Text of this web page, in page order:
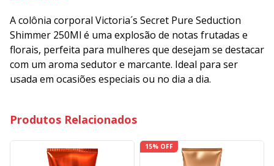
A colônia corporal Victoria´s Secret Pure Seduction
Shimmer 250Ml é uma explosão de notas frutadas e
florais, perfeita para mulheres que desejam se destacar
com um aroma sedutor e marcante. Ideal para ser
usada em ocasiões especiais ou no dia a dia.
Produtos Relacionados
15% OFF